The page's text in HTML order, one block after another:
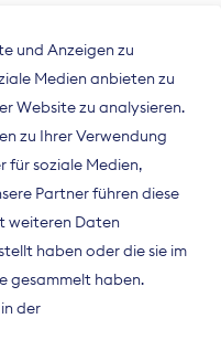
und
als
der
und Anzeigen zu
Medien anbieten zu
Website zu analysieren.
zu Ihrer Verwendung
für soziale Medien,
Partner führen diese
weiteren Daten
haben oder die sie im
gesammelt haben.
der